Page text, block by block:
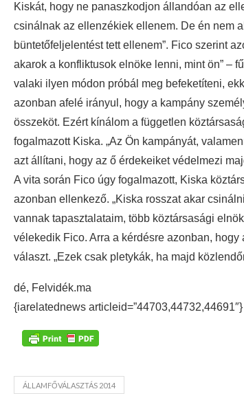
Kiskát, hogy ne panaszkodjon állandóan az
csinálnak az ellenzékiek ellenem. De én nem
büntetőfeljelentést tett ellenem”. Fico szerint
akarok a konfliktusok elnöke lenni, mint ön” –
valaki ilyen módon próbál meg befeketíteni,
azonban afelé irányul, hogy a kampány
összeköt. Ezért kínálom a független
fogalmazott Kiska. „Az Ön kampányát,
azt állítani, hogy az ő érdekeiket védelmezi
A vita során Fico úgy fogalmazott, Kiska
azonban ellenkező. „Kiska rosszat akar
vannak tapasztalataim, több köztársasági
vélekedik Fico. Arra a kérdésre azonban,
választ. „Ezek csak pletykák, ha majd
dé, Felvidék.ma
{iarelatednews articleid=”44703,44732,44691″}
ÁLLAMFŐVÁLASZTÁS 2014